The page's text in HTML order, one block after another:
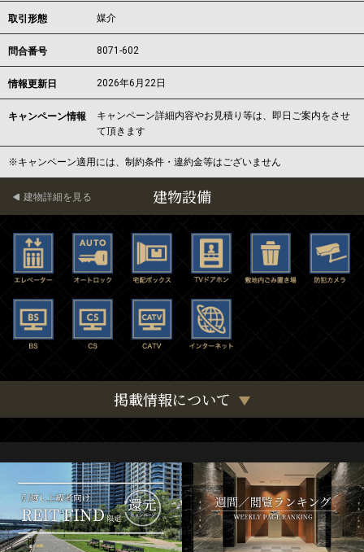
取引形態 媒介
問合番号 8071-602
情報更新日 2026年6月22日
キャンペーン情報
キャンペーン詳細内容やお見積り等は、即日ご案内をさせ
て頂きます
※キャンペーン適用には、制約条件・違約金等はございません
建物設備
建物詳細を見る
掲載情報について